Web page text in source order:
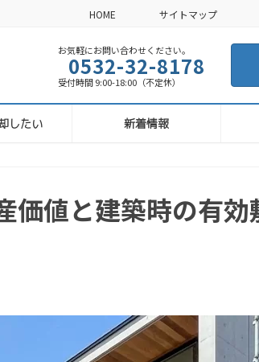
HOME サイトマップ
お気軽にお問い合わせください。
0532-32-8178
受付時間 9:00-18:00（不定休）
したい 新着情報
価値と建築時の有効